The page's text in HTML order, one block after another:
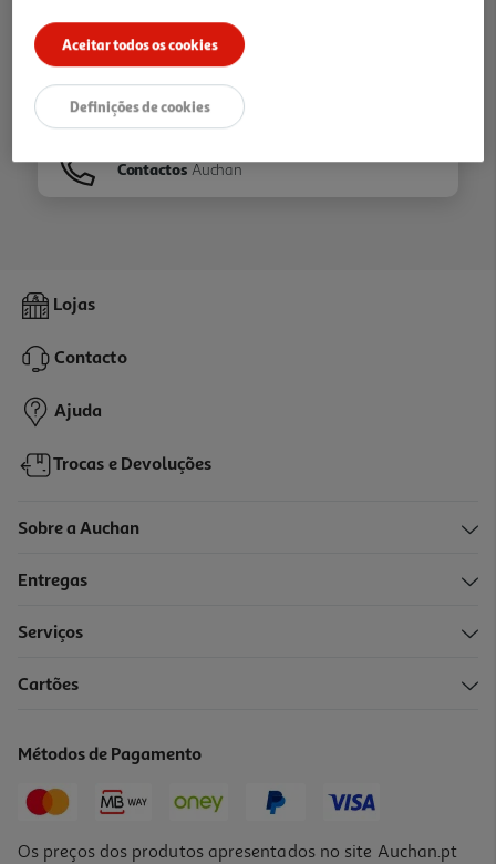
Ir para Homepage
Folhetos
Contactos Auchan
Lojas
Contacto
Ajuda
Trocas e Devoluções
Sobre a Auchan
Entregas
Serviços
Cartões
Métodos de Pagamento
Os preços dos produtos apresentados no site Auchan.pt
Aceitar todos os cookies
Definições de cookies